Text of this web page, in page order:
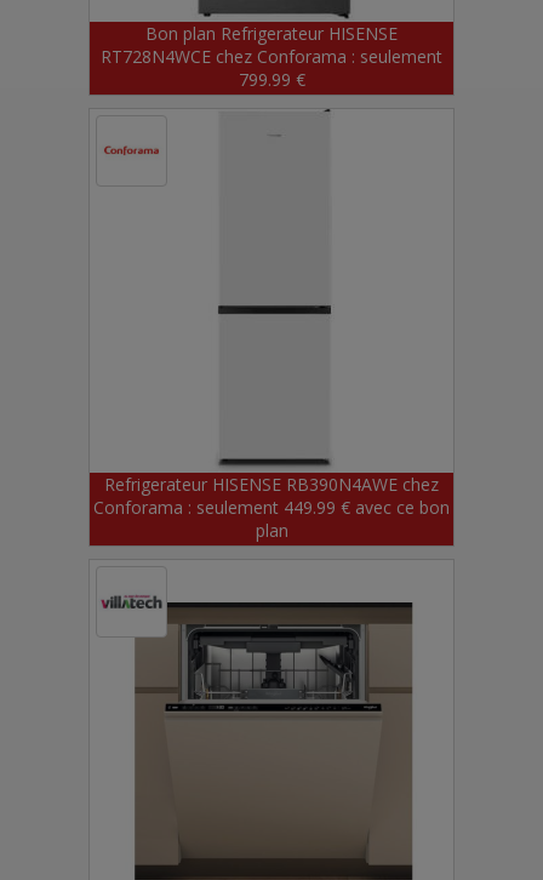
Bon plan Refrigerateur HISENSE
RT728N4WCE chez Conforama : seulement
799.99 €
Refrigerateur HISENSE RB390N4AWE chez
Conforama : seulement 449.99 € avec ce bon
plan